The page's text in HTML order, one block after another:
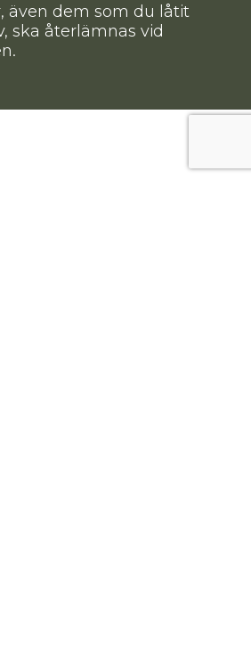
även dem som du låtit
ska återlämnas vid